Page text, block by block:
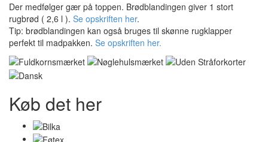
Der medfølger gær på toppen. Brødblandingen giver 1 stort
rugbrød ( 2,6 l ). Se opskriften her.
Tip: brødblandingen kan også bruges til skønne rugklapper
perfekt til madpakken. Se opskriften her.
Køb det her